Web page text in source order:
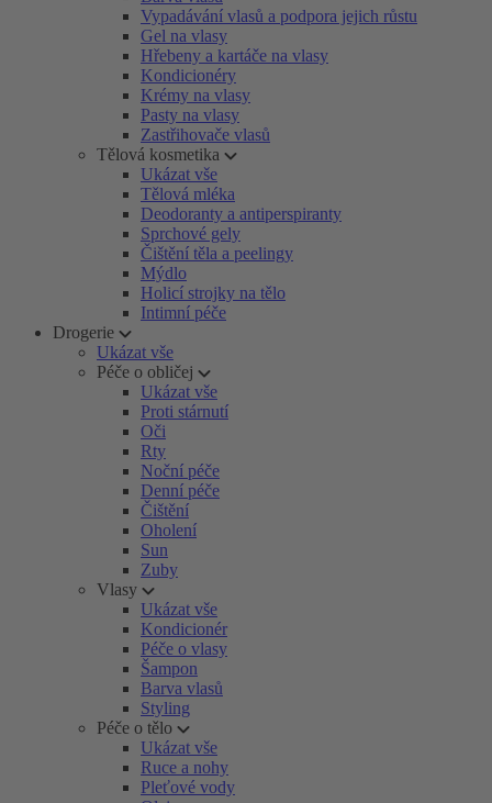
Vypadávání vlasů a podpora jejich růstu
Gel na vlasy
Hřebeny a kartáče na vlasy
Kondicionéry
Krémy na vlasy
Pasty na vlasy
Zastřihovače vlasů
Tělová kosmetika
Ukázat vše
Tělová mléka
Deodoranty a antiperspiranty
Sprchové gely
Čištění těla a peelingy
Mýdlo
Holicí strojky na tělo
Intimní péče
Drogerie
Ukázat vše
Péče o obličej
Ukázat vše
Proti stárnutí
Oči
Rty
Noční péče
Denní péče
Čištění
Oholení
Sun
Zuby
Vlasy
Ukázat vše
Kondicionér
Péče o vlasy
Šampon
Barva vlasů
Styling
Péče o tělo
Ukázat vše
Ruce a nohy
Pleťové vody